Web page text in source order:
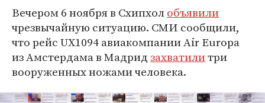
Вечером 6 ноября в Схипхолобъявили
чрезвычайную ситуацию. СМИ сообщили,
что рейс UX1094 авиакомпании Air Europa
из Амстердама в Мадридзахватилитри
вооруженных ножами человека.